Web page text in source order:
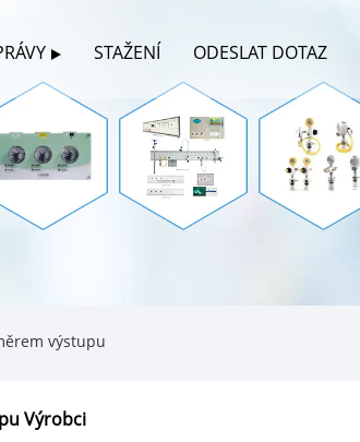
STAŽENÍ ODESLAT DOTAZ
výstupu
Výrobci